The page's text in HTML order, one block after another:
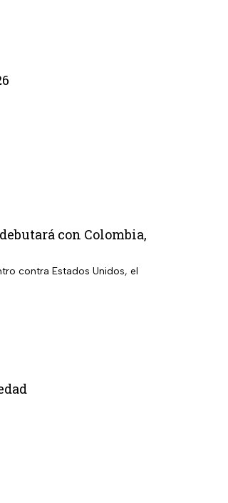
con Colombia,
contra Estados Unidos, el